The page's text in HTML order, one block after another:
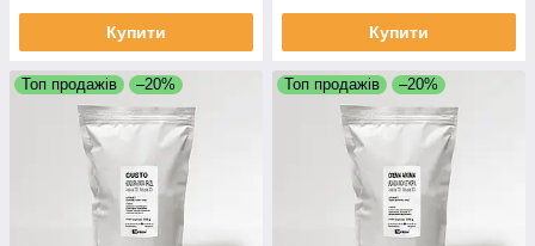
Купити Купити
Топ продажів –20% Топ продажів –20%